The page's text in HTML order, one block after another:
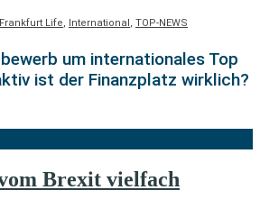
Frankfurt Life, International , TOP-NEWS
um internationales Top
ist der Finanzplatz wirklich?
Brexit vielfach